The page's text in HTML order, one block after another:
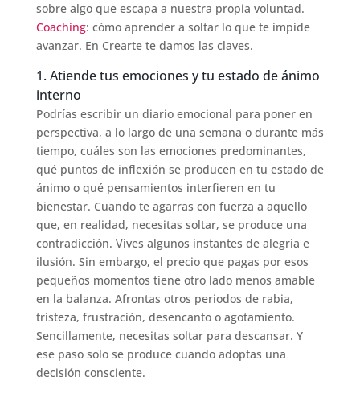
sobre algo que escapa a nuestra propia voluntad.
Coaching: cómo aprender a soltar lo que te impide
avanzar. En Crearte te damos las claves.
1. Atiende tus emociones y tu estado de ánimo
interno
Podrías escribir un diario emocional para poner en
perspectiva, a lo largo de una semana o durante más
tiempo, cuáles son las emociones predominantes,
qué puntos de inflexión se producen en tu estado de
ánimo o qué pensamientos interfieren en tu
bienestar. Cuando te agarras con fuerza a aquello
que, en realidad, necesitas soltar, se produce una
contradicción. Vives algunos instantes de alegría e
ilusión. Sin embargo, el precio que pagas por esos
pequeños momentos tiene otro lado menos amable
en la balanza. Afrontas otros periodos de rabia,
tristeza, frustración, desencanto o agotamiento.
Sencillamente, necesitas soltar para descansar. Y
ese paso solo se produce cuando adoptas una
decisión consciente.